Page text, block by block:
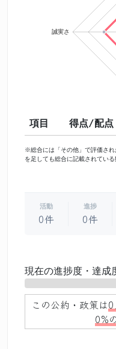
項目 得点/配点
※総合には「その他」で評価さ
を足しても総合に記載されてい
活動
0件
進捗
0件
現在の進捗度・達成
この公約・政策は
0%